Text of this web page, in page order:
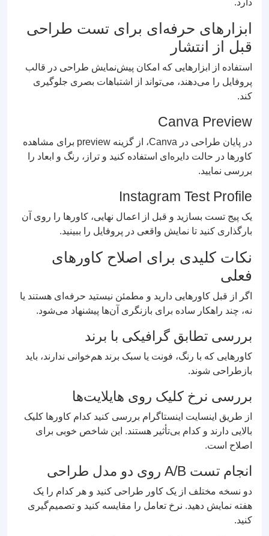
دارد.
ابزارهای حرفه‌ای برای تست طراحی
قبل از انتشار
استفاده از ابزارهایی که امکان پیش‌نمایش طراحی در قالب
پروفایل را می‌دهند، می‌تواند از اشتباهات بصری جلوگیری
کند.
Canva Preview
در پایان طراحی در Canva، از گزینه preview برای مشاهده
کاورها در حالت دایره‌ای استفاده کنید و تراز، رنگ و ابعاد را
بررسی نمایید.
Instagram Test Profile
یک پیج تست بسازید و قبل از اعمال نهایی، کاورها را روی آن
بارگذاری کنید تا نمایش واقعی در پروفایل را ببینید.
نکات کلیدی برای اصلاح کاورهای
فعلی
اگر از قبل کاورهایی دارید و مطمئن نیستید حرفه‌ای هستند یا
نه، چند راهکار ساده برای بازنگری آن‌ها پیشنهاد می‌شود.
بررسی تطابق گرافیکی با برند
کاورهایی که با رنگ، فونت یا سبک برند هم‌خوانی ندارند، باید
بازطراحی شوند.
بررسی نرخ کلیک روی هایلایت‌ها
از طریق اینسایت اینستاگرام بررسی کنید کدام کاورها کلیک
بالایی دارند و کدام بی‌تأثیر هستند. این شاخص خوبی برای
اصلاح است.
انجام تست A/B روی دو مدل طراحی
دو نسخه مختلف از یک کاور طراحی کنید و هر کدام را یک
هفته نمایش دهید. نرخ تعامل را مقایسه کنید و تصمیم‌گیری
کنید.